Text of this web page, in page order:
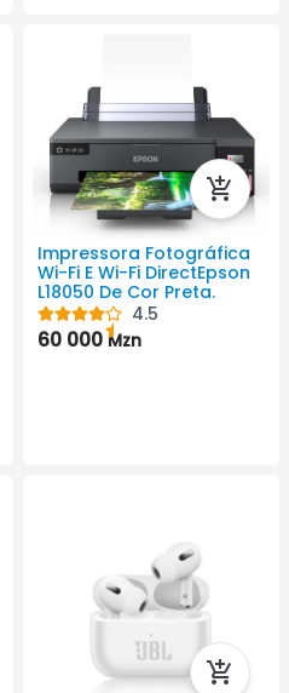
Impressora Fotográfica
Wi-Fi E Wi-Fi DirectEpson
L18050 De Cor Preta.
4.5
60 000Mzn